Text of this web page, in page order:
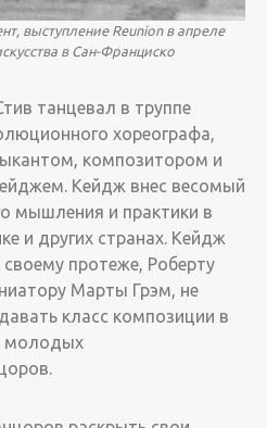
выступление Reunion в апреле
в Сан-Франциско
танцевал в труппе
хореографа,
композитором и
Кейдж внес весомый
мышления и практики в
и других странах. ­Кейдж
протеже, Роберту
Марты Грэм, не
класс композиции в
молодых